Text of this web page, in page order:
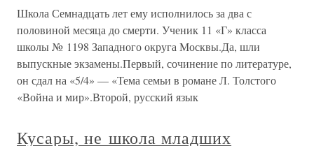
Школа Семнадцать лет ему исполнилось за два с
половиной месяца до смерти. Ученик 11 «Г» класса
школы № 1198 Западного округа Москвы.Да, шли
выпускные экзамены.Первый, сочинение по литературе,
он сдал на «5/4» — «Тема семьи в романе Л. Толстого
«Война и мир».Второй, русский язык
Кусары, не школа младших